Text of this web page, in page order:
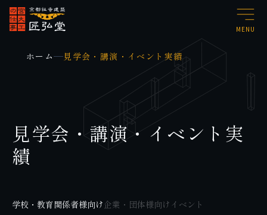
MENU
ホーム 見学会・講演・イベント実績
見学会・講演・イベント実
績
学校・教育関係者様向け 企業・団体様向け イベント